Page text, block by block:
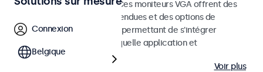
et une utilisation continue. Ces moniteurs VGA offrent des
options de configuration étendues et des options de
montage polyvalentes, leur permettant de s'intégrer
facilement dans n'importe quelle application et
environnement.
Voir plus
Connexion
Belgique